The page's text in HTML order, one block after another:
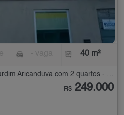
40 m²
Apartamento à Venda no Jardim Aricanduva com 2 quartos - 40 m²
R$ 249.000